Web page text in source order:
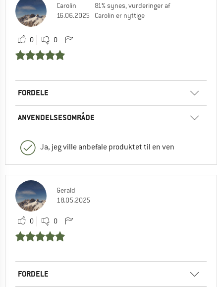
Carolin
16.06.2025
81% synes, vurderinger af
Carolin er nyttige
0 0
FORDELE
ANVENDELSESOMRÅDE
Ja, jeg ville anbefale produktet til en ven
Gerald
18.05.2025
0 0
FORDELE